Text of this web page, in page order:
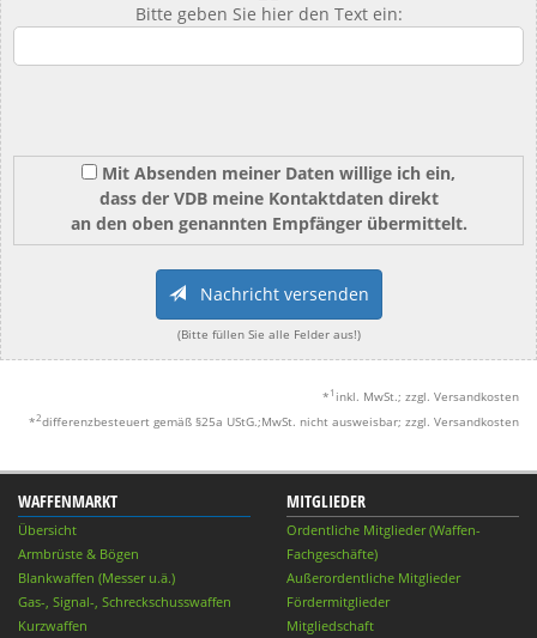
Bitte geben Sie hier den Text ein:
Mit Absenden meiner Daten willige ich ein,
dass der VDB meine Kontaktdaten direkt
an den oben genannten Empfänger übermittelt.
Nachricht versenden
(Bitte füllen Sie alle Felder aus!)
* 1 inkl. MwSt.; zzgl. Versandkosten
*2differenzbesteuert gemäß §25a UStG.;MwSt. nicht ausweisbar; zzgl. Versandkosten
WAFFENMARKT
Übersicht
Armbrüste & Bögen
Blankwaffen (Messer u.ä.)
Gas-, Signal-, Schreckschusswaffen
Kurzwaffen
MITGLIEDER
Ordentliche Mitglieder (Waffen-
Fachgeschäfte)
Außerordentliche Mitglieder
Fördermitglieder
Mitgliedschaft